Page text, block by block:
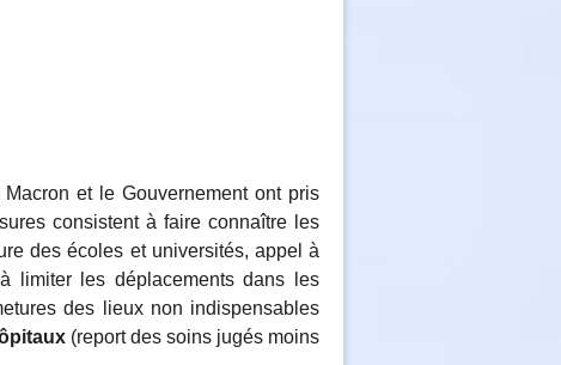
et le Gouvernement ont pris
consistent à faire connaître les
des écoles et universités, appel à
limiter les déplacements dans les
des lieux non indispensables
(report des soins jugés moins